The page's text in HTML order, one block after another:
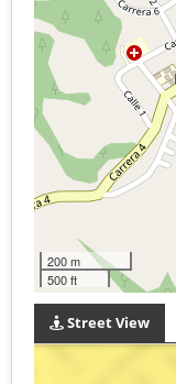
200 m
500 ft
Street View